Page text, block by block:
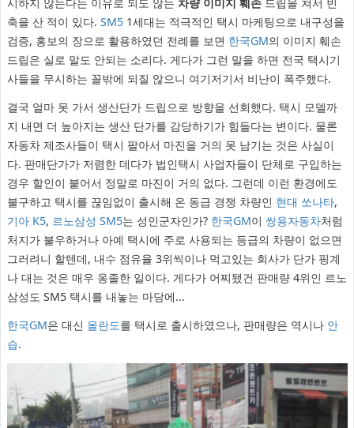
축을 산 적이 있다. SM51세대는 적극적인 택시 마케팅으로 내구성을
검증, 홍보의 장으로 활용하였던 전례를 보면 한국GM의 이미지 훼손
드립은 실로 말도 안되는 소리다. 게다가 그런 말을 하면 전국 택시기
사들을 무시하는 꼴밖에 되질 않으니 여기저기서 비난이 폭주했다.
결국 얼마 못 가서 생산단가 드립으로 방향을 선회했다. 택시 모델까
지 내면 더 높아지는 생산 단가를 감당하기가 힘들다는 변이다. 물론
자동차 제조사들이 택시 팔아서 마진을 거의 못 남기는 것은 사실이
다. 판매단가가 저렴한 데다가 법인택시 사업자들이 단체로 구입하는
경우 할인이 붙어서 정말로 마진이 거의 없다. 그런데 이런 환경에도
불구하고 택시를 끊임없이 출시해 온 동급 경쟁 차량인 현대 쏘나타,
기아 K5, 르노삼성 SM5는 성인군자인가? 한국GM이 쌍용자동차처럼
처지가 불우하거나 아예 택시에 주로 사용되는 등급의 차량이 없으면
그러려니 할텐데, 내수 점유율 3위씩이나 먹고있는 회사가 단가 핑계
나 대는 것은 매우 옹졸한 일이다. 게다가 어찌됐건 판매량 4위인 르노
삼성도 SM5 택시를 내놓는 마당에...
한국GM은 대신 올란도를 택시로 출시하였으나, 판매량은 역시나 안
습.